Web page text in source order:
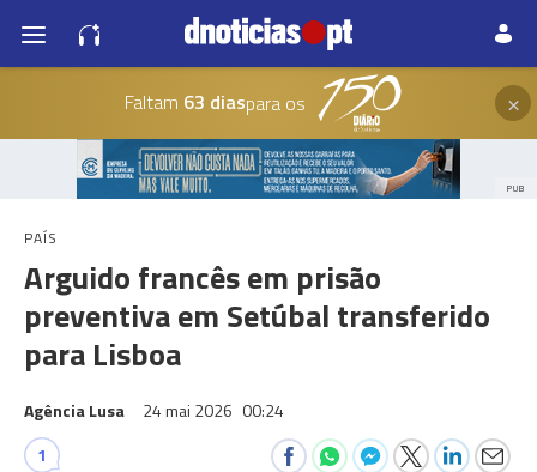
Faltam 63 diaspara os ×
PUB
PAÍS
Arguido francês em prisão
preventiva em Setúbal transferido
para Lisboa
Agência Lusa 24 mai 2026 00:24
1